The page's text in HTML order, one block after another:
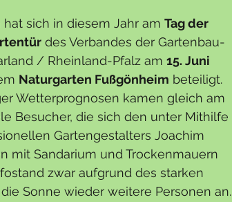
hat sich in diesem Jahr am Tag der
des Verbandes der Gartenbau-
/ Rheinland-Pfalz am 15. Juni
Naturgarten Fußgönheim beteiligt.
Wetterprognosen kamen gleich am
Besucher, die sich den unter Mithilfe
Gartengestalters Joachim
mit Sandarium und Trockenmauern
zwar aufgrund des starken
Sonne wieder weitere Personen an.